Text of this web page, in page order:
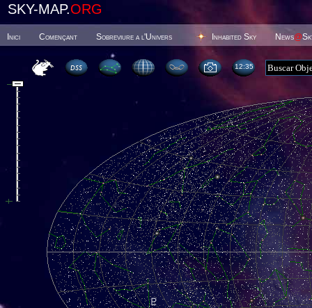
SKY-MAP.ORG
Inici Començant Sobreviure a l'Univers Inhabited Sky News@
12 35